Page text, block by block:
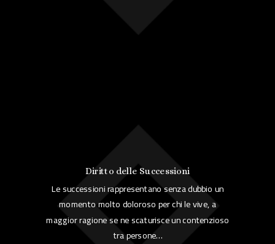
Diritto delle Successioni
Le successioni rappresentano senza dubbio un
momento molto doloroso per chi le vive, a
maggior ragione se ne scaturisce un contenzioso
tra persone…